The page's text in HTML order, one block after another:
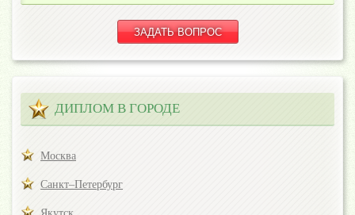
ДИПЛОМ В ГОРОДЕ
Москва
Санкт–Петербург